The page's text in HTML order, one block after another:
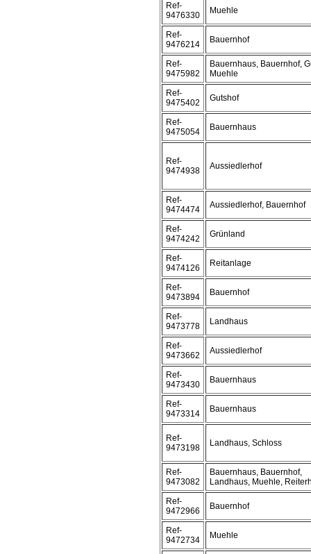
Ref-
9476330
Muehle
Ref-
9476214
Bauernhof
Ref-
9475982
Bauernhaus, Bauernhof,
Muehle
Ref-
9475402
Gutshof
Ref-
9475054
Bauernhaus
Ref-
9474938
Aussiedlerhof
Ref-
9474474
Aussiedlerhof, Bauernhof
Ref-
9474242
Grünland
Ref-
9474126
Reitanlage
Ref-
9473894
Bauernhof
Ref-
9473778
Landhaus
Ref-
9473662
Aussiedlerhof
Ref-
9473430
Bauernhaus
Ref-
9473314
Bauernhaus
Ref-
9473198
Landhaus, Schloss
Ref-
9473082
Bauernhaus, Bauernhof,
Landhaus, Muehle,
Ref-
9472966
Bauernhof
Ref-
9472734
Muehle